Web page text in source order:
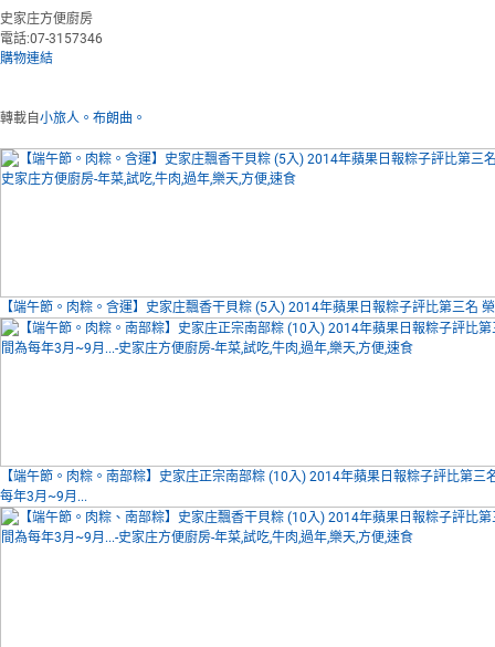
史家庄方便廚房
電話:07-3157346
購物連結
轉載自小旅人。布朗曲。
【端午節。肉粽。含運】史家庄飄香干貝粽 (5入) 2014年蘋果日報粽子評比第三
【端午節。肉粽。南部粽】史家庄正宗南部粽 (10入) 2014年蘋果日報粽子評比第
每年3月~9月...